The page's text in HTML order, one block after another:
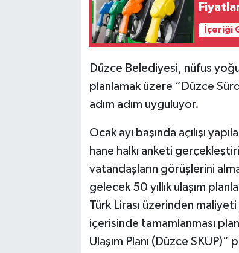
İçeriği
Düzce Belediyesi, nüfus
planlamak üzere “Düzce
adım adım uyguluyor.
Ocak ayı başında açılışı
hane halkı anketi
vatandaşların görüşlerini
gelecek 50 yıllık ulaşım
Türk Lirası üzerinden
içerisinde tamamlanması
Ulaşım Planı (Düzce